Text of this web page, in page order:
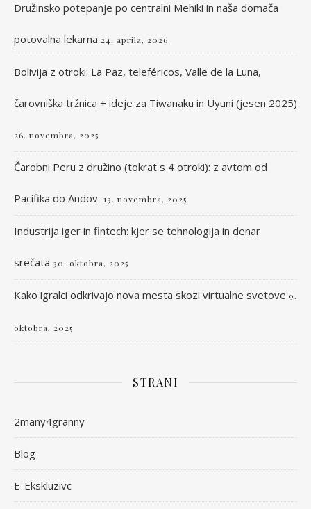
Družinsko potepanje po centralni Mehiki in naša domača
potovalna lekarna 24. aprila, 2026
Bolivija z otroki: La Paz, teleféricos, Valle de la Luna,
čarovniška tržnica + ideje za Tiwanaku in Uyuni (jesen 2025)
26. novembra, 2025
Čarobni Peru z družino (tokrat s 4 otroki): z avtom od
Pacifika do Andov 13. novembra, 2025
Industrija iger in fintech: kjer se tehnologija in denar
srečata 30. oktobra, 2025
Kako igralci odkrivajo nova mesta skozi virtualne svetove 9.
oktobra, 2025
STRANI
2many4granny
Blog
E-Ekskluzivc